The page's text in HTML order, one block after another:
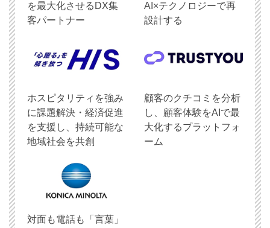
を最大化させるDX集
客パートナー
AI×テクノロジーで再
設計する
ホスピタリティを強み
に課題解決・経済促進
を支援し、持続可能な
地域社会を共創
顧客のクチコミを分析
し、顧客体験をAIで最
大化するプラットフォ
ーム
対面も電話も「言葉」